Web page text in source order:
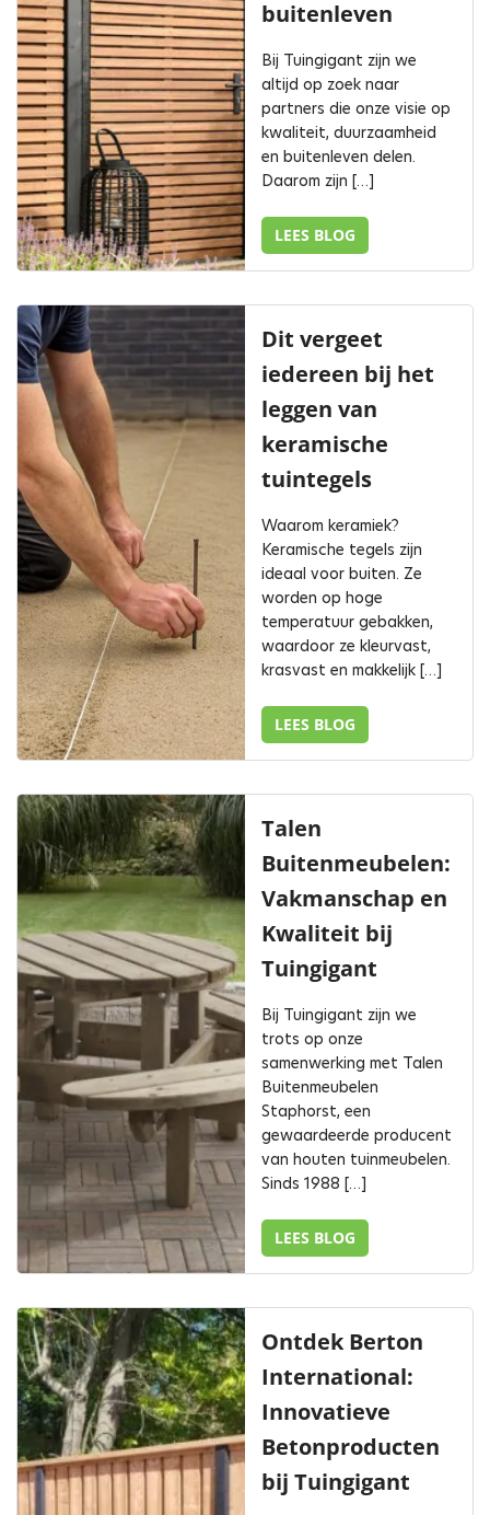
buitenleven
Bij Tuingigant zijn we
altijd op zoek naar
partners die onze visie op
kwaliteit, duurzaamheid
en buitenleven delen.
Daarom zijn […]
LEES BLOG
Dit vergeet
iedereen bij het
leggen van
keramische
tuintegels
Waarom keramiek?
Keramische tegels zijn
ideaal voor buiten. Ze
worden op hoge
temperatuur gebakken,
waardoor ze kleurvast,
krasvast en makkelijk […]
LEES BLOG
Talen
Buitenmeubelen:
Vakmanschap en
Kwaliteit bij
Tuingigant
Bij Tuingigant zijn we
trots op onze
samenwerking met Talen
Buitenmeubelen
Staphorst, een
gewaardeerde producent
van houten tuinmeubelen.
Sinds 1988 […]
LEES BLOG
Ontdek Berton
International:
Innovatieve
Betonproducten
bij Tuingigant